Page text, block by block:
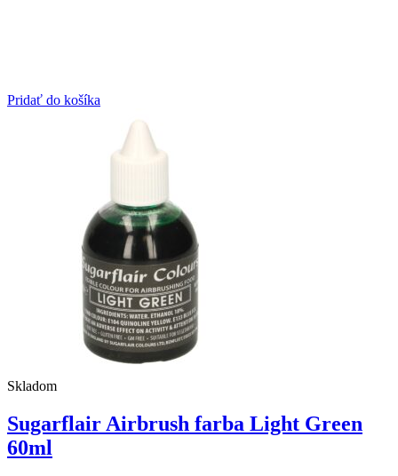
Pridať do košíka
Skladom
Sugarflair Airbrush farba Light Green
60ml